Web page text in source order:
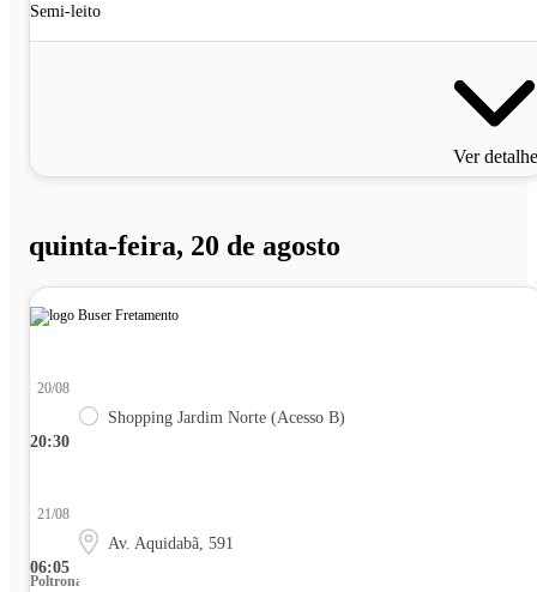
Semi-leito
Ver
quinta-feira, 20 de agosto
20:30
20/08
Shopping Jardim Norte (Acesso B)
06:05
21/08
Av. Aquidabã, 591
Poltrona